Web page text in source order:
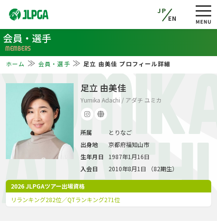
JP
EN
会員・選手
MEMBERS
ホーム 会員・選手 足立 由美佳 プロフィール詳細
ADACHI
足立 由美佳
Yumika Adachi / アダチ ユミカ
2026 JLPGAツアー出場資格
リランキング282位／QTランキング271位
所属
とりなご
出身地
京都府福知山市
生年月日
1987年1月16日
入会日
2010年8月1日 （82期生）